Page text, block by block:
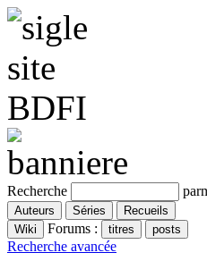
Recherche
Forums :
Recherche avancée